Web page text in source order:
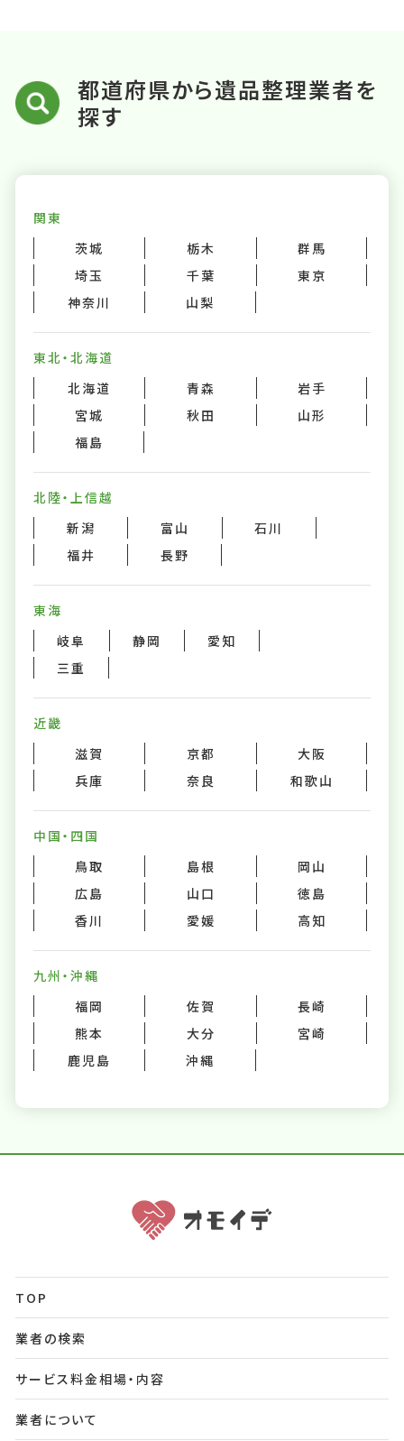
都道府県から遺品整理業者を
探す
関東
茨城
栃木
群馬
埼玉
千葉
東京
神奈川
山梨
東北・北海道
北海道
青森
岩手
宮城
秋田
山形
福島
北陸・上信越
新潟
富山
石川
福井
長野
東海
岐阜
静岡
愛知
三重
近畿
滋賀
京都
大阪
兵庫
奈良 和歌山
中国・四国
鳥取
島根
岡山
広島
山口
徳島
香川
愛媛 高知
九州・沖縄
福岡
佐賀
長崎
熊本
大分
宮崎
鹿児島
沖縄
TOP
業者の検索
サービス料金相場・内容
業者について